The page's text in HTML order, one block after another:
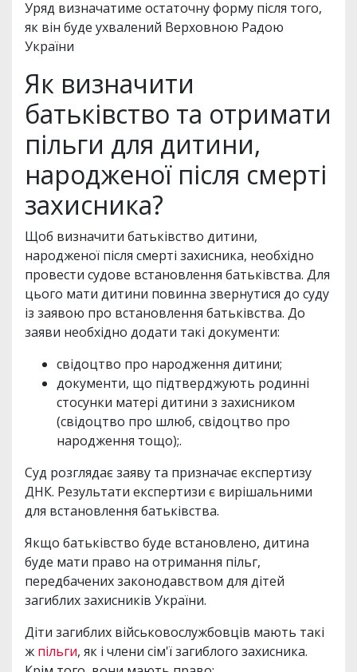
Уряд визначатиме остаточну форму після того,
як він буде ухвалений Верховною Радою
України
Як визначити
батьківство та отримати
пільги для дитини,
народженої після смерті
захисника?
Щоб визначити батьківство дитини,
народженої після смерті захисника, необхідно
провести судове встановлення батьківства. Для
цього мати дитини повинна звернутися до суду
із заявою про встановлення батьківства. До
заяви необхідно додати такі документи:
свідоцтво про народження дитини;
документи, що підтверджують родинні
стосунки матері дитини з захисником
(свідоцтво про шлюб, свідоцтво про
народження тощо);.
Суд розглядає заяву та призначає експертизу
ДНК. Результати експертизи є вирішальними
для встановлення батьківства.
Якщо батьківство буде встановлено, дитина
буде мати право на отримання пільг,
передбачених законодавством для дітей
загиблих захисників України.
Діти загиблих військовослужбовців мають такі
ж пільги, як і члени сім'ї загиблого захисника.